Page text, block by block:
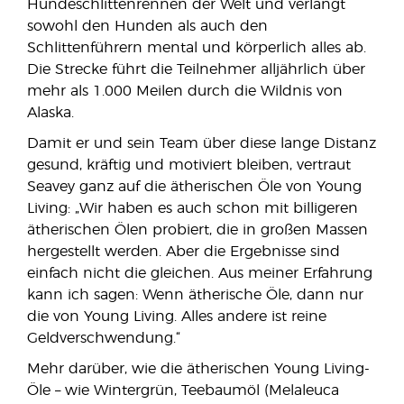
Hundeschlittenrennen der Welt und verlangt
sowohl den Hunden als auch den
Schlittenführern mental und körperlich alles ab.
Die Strecke führt die Teilnehmer alljährlich über
mehr als 1.000 Meilen durch die Wildnis von
Alaska.
Damit er und sein Team über diese lange Distanz
gesund, kräftig und motiviert bleiben, vertraut
Seavey ganz auf die ätherischen Öle von Young
Living: „Wir haben es auch schon mit billigeren
ätherischen Ölen probiert, die in großen Massen
hergestellt werden. Aber die Ergebnisse sind
einfach nicht die gleichen. Aus meiner Erfahrung
kann ich sagen: Wenn ätherische Öle, dann nur
die von Young Living. Alles andere ist reine
Geldverschwendung.“
Mehr darüber, wie die ätherischen Young Living-
Öle – wie Wintergrün, Teebaumöl (Melaleuca